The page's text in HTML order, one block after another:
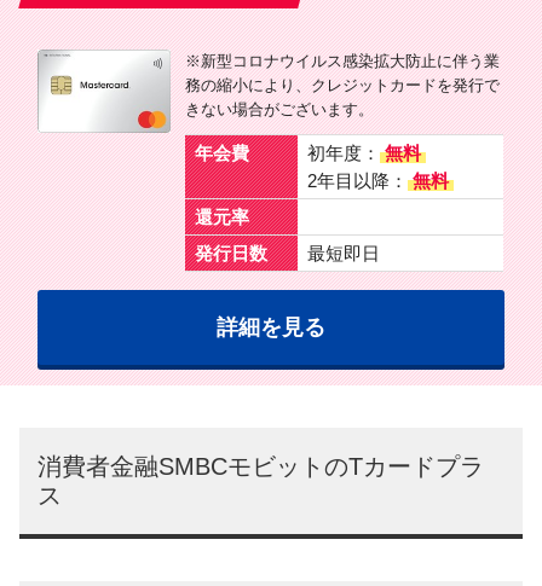
※新型コロナウイルス感染拡大防止に伴う業
務の縮小により、クレジットカードを発行で
きない場合がございます。
年会費 初年度： 無料
2年目以降： 無料
還元率
発行日数
最短即日
詳細を見る
消費者金融SMBCモビットのTカードプラ
ス